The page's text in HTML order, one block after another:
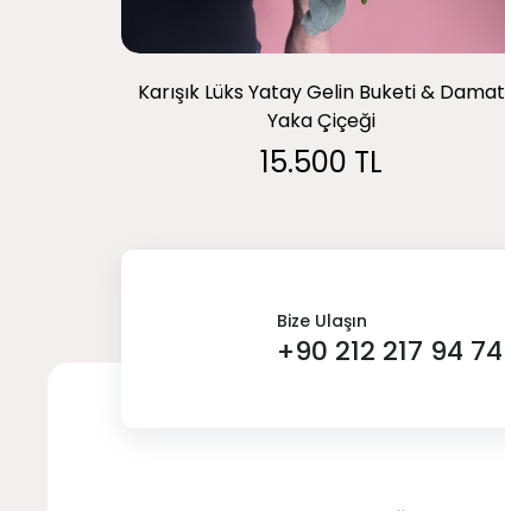
Karışık Lüks Yatay Gelin Buketi & Damat
Yaka Çiçeği
15.500 TL
Bize Ulaşın
+90 212 217 94 74